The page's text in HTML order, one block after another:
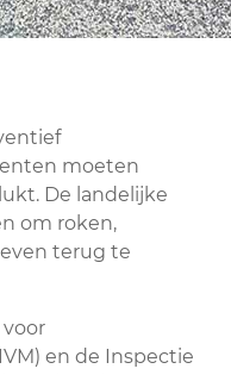
moeten
De landelijke
om roken,
terug te
en de Inspectie